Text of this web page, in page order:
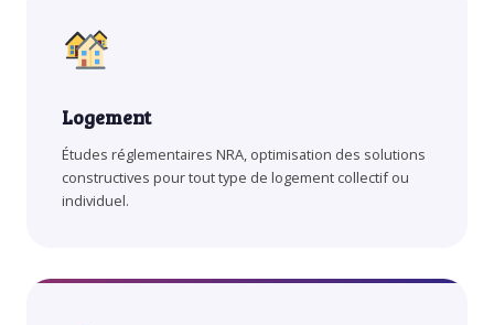
Logement
Études réglementaires NRA, optimisation des solutions
constructives pour tout type de logement collectif ou
individuel.